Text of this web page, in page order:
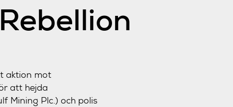
aktion mot
att hejda
Mining Plc.) och polis